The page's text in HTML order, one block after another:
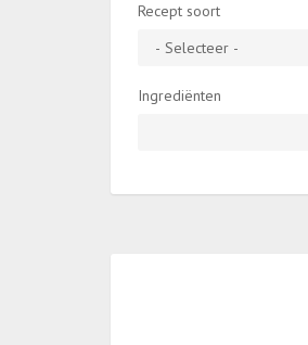
Recept soort
Ingrediënten